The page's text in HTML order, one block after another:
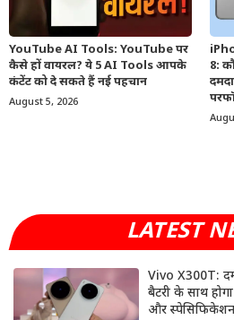
YouTube AI Tools: YouTube पर
कैसे हों वायरल? ये 5 AI Tools आपके
कंटेंट को दे सकते हैं नई पहचान
August 5, 2026
8:
LATEST
Vivo X300T:
बैटरी के साथ
और स्पेसिफिकेशन